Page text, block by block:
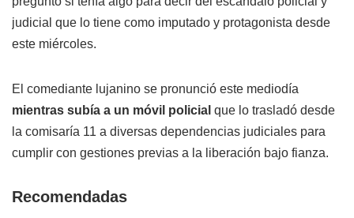
judicial que lo tiene como imputado y protagonista desde
este miércoles.
El comediante lujanino se pronunció este mediodía
mientras subía a un móvil policial que lo trasladó desde
la comisaría 11 a diversas dependencias judiciales para
cumplir con gestiones previas a la liberación bajo fianza.
Recomendadas